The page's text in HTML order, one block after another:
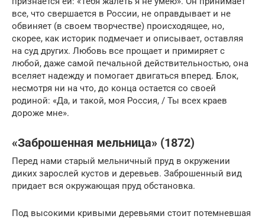
все, что свершается в России, не оправдывает и не
обвиняет (в своем творчестве) происходящее, но,
скорее, как историк подмечает и описывает, оставляя
на суд других. Любовь все прощает и примиряет с
любой, даже самой печальной действительностью, она
вселяет надежду и помогает двигаться вперед. Блок,
несмотря ни на что, до конца остается со своей
родиной: «Да, и такой, моя Россия, / Ты всех краев
дороже мне».
«Заброшенная мельница» (1872)
Перед нами старый мельничный пруд в окружении
диких зарослей кустов и деревьев. Заброшенный вид
придает вся окружающая пруд обстановка.
Под высокими кривыми деревьями стоит потемневшая